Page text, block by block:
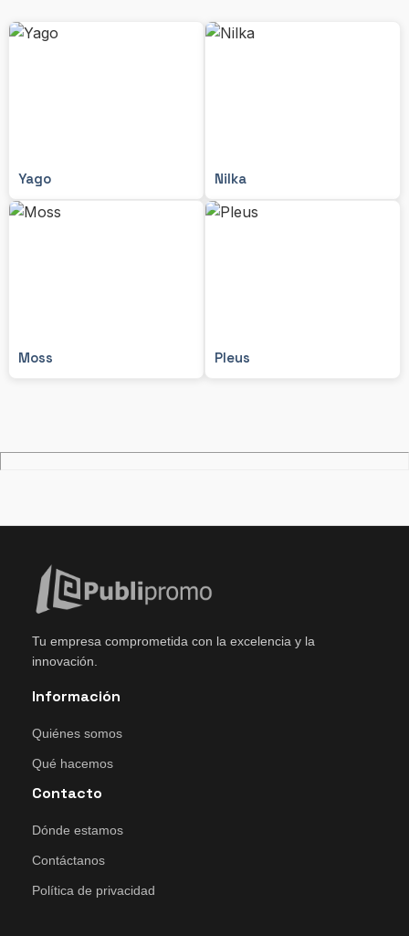
Yago Nilka
Moss Pleus
Tu empresa comprometida con la excelencia y la
innovación.
Información
Quiénes somos
Qué hacemos
Contacto
Dónde estamos
Contáctanos
Política de privacidad